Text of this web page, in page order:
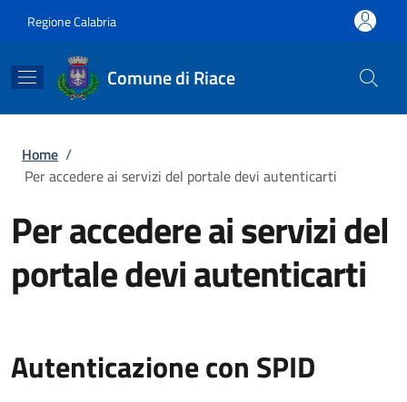
Regione Calabria
Comune di Riace
Briciole di pane
Home /
Per accedere ai servizi del portale devi autenticarti
Per accedere ai servizi del
portale devi autenticarti
Autenticazione con SPID